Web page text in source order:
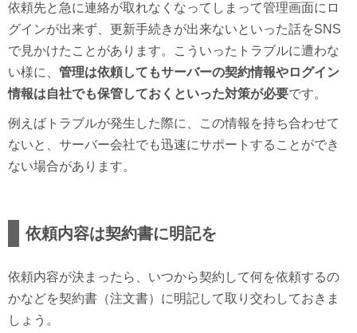
依頼先と急に連絡が取れなくなってしまって管理画面にロ
グインが出来ず、更新手続きが出来ないといった話をSNS
で見かけたことがあります。こういったトラブルに遭わな
い様に、 管理は依頼してもサーバーの契約情報やログイン
情報は自社でも保管しておくといった対策が必要です。
例えばトラブルが発生した際に、この情報を持ち合わせて
ないと、サーバー会社でも迅速にサポートすることができ
ない場合があります。
依頼内容は契約書に明記を
依頼内容が決まったら、いつから契約して何を依頼するの
かなどを契約書（注文書）に明記して取り交わしておきま
しょう。